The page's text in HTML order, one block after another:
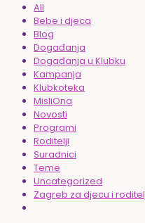
All
Bebe i djeca
Blog
Događanja
Događanja u Klubku
Kampanja
Klubkoteka
MisliOna
Novosti
Programi
Roditelji
Suradnici
Teme
Uncategorized
Zagreb za djecu i